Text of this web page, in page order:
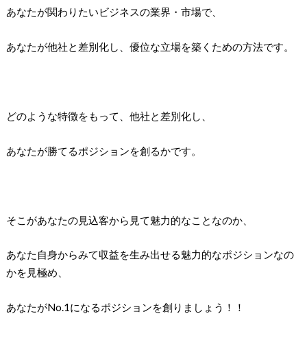
あなたが関わりたいビジネスの業界・市場で、
あなたが他社と差別化し、優位な立場を築くための方法です。
どのような特徴をもって、他社と差別化し、
あなたが勝てるポジションを創るかです。
そこがあなたの見込客から見て魅力的なことなのか、
あなた自身からみて収益を生み出せる魅力的なポジションなの
かを見極め、
あなたがNo.1になるポジションを創りましょう！！